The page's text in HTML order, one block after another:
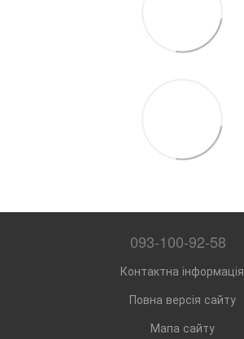
093-100-92-58
Контактна інформація
Повна версія сайту
Мапа сайту